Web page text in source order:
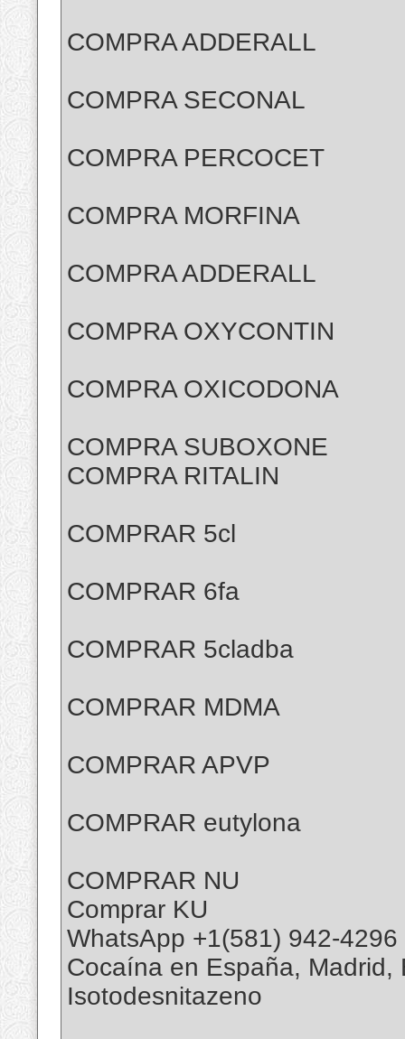
COMPRA ADDERALL
COMPRA SECONAL
COMPRA PERCOCET
COMPRA MORFINA
COMPRA ADDERALL
COMPRA OXYCONTIN
COMPRA OXICODONA
COMPRA SUBOXONE
COMPRA RITALIN
COMPRAR 5cl
COMPRAR 6fa
COMPRAR 5cladba
COMPRAR MDMA
COMPRAR APVP
COMPRAR eutylona
COMPRAR NU
Comprar KU
WhatsApp +1(581) 942-
Cocaína en España, Madrid,
Isotodesnitazeno